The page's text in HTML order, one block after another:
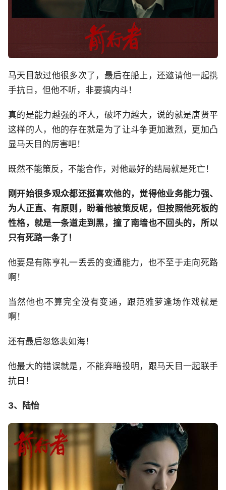
马天目放过他很多次了，最后在船上，还邀请他一起携
手抗日，但他不听，非要搞内斗！
真的是能力越强的坏人，破坏力越大，说的就是唐贤平
这样的人，他的存在就是为了让斗争更加激烈，更加凸
显马天目的厉害吧！
既然不能策反，不能合作，对他最好的结局就是死亡！
刚开始很多观众都还挺喜欢他的，觉得他业务能力强、
为人正直、有原则，盼着他被策反呢，但按照他死板的
性格，就是一条道走到黑，撞了南墙也不回头的，所以
只有死路一条了！
他要是有陈亨礼一丢丢的变通能力，也不至于走向死路
啊！
当然他也不算完全没有变通，跟范雅萝逢场作戏就是
啊！
还有最后忽悠裴如海！
他最大的错误就是，不能弃暗投明，跟马天目一起联手
抗日！
3、陆怡